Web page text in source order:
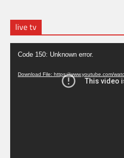
live tv
Video
Player
Code 150: Unknown error.
Download File: https://www.youtube.com/